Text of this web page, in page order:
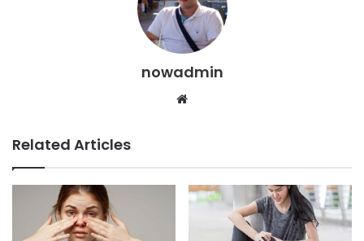
nowadmin
Website
Related Articles